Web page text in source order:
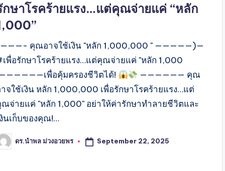
กษาโรคร้ายแรง…แต่คุณจ่ายแค่ “หลัก
คุณอาจใช้เงิน "หลัก 1,000,000 " —————)—
พื่อรักษาโรคร้ายแรง…แต่คุณจ่ายแค่ "หลัก 1,000
เพื่อคุ้มครองชีวิตได้!
—————— คุณ
จใช้เงิน หลัก 1,000,000 เพื่อรักษาโรคร้ายแรง…แต่
จ่ายแค่ "หลัก 1,000" อย่าให้ค่ารักษาทำลายชีวิตและ
นเก็บของคุณ!…
ดร.นำพล ม่วงอวยพร September 22, 2025